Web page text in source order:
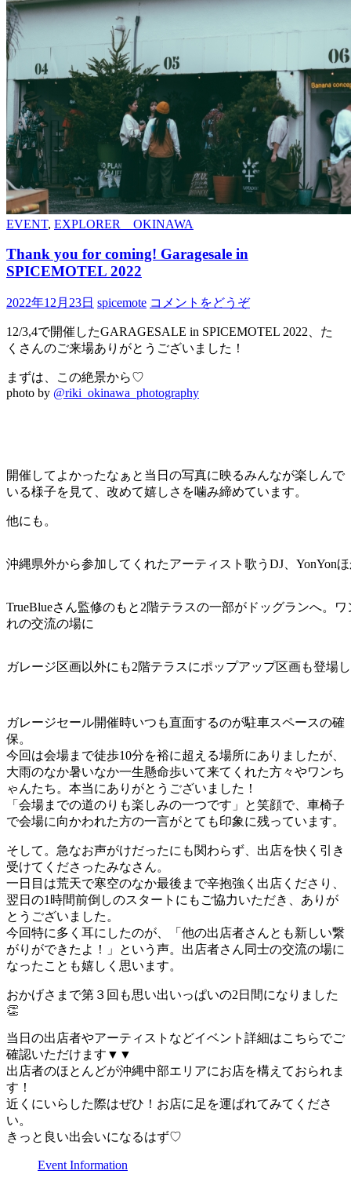
EVENT, EXPLORER OKINAWA
Thank you for coming! Garagesale in
SPICEMOTEL 2022
2022年12月23日 spicemote コメントをどうぞ
12/3,4で開催したGARAGESALE in SPICEMOTEL 2022、た
くさんのご来場ありがとうございました！
まずは、この絶景から♡
photo by @riki_okinawa_photography
開催してよかったなぁと当日の写真に映るみんなが楽しんで
いる様子を見て、改めて嬉しさを噛み締めています。
他にも。
沖縄県外から参加してくれたアーティスト歌うDJ、YonYon
TrueBlueさん監修のもと2階テラスの一部がドッグランへ。
れの交流の場に
ガレージ区画以外にも2階テラスにポップアップ区画も登場
ガレージセール開催時いつも直面するのが駐車スペースの確
保。
今回は会場まで徒歩10分を裕に超える場所にありましたが、
大雨のなか暑いなか一生懸命歩いて来てくれた方々やワンち
ゃんたち。本当にありがとうございました！
「会場までの道のりも楽しみの一つです」と笑顔で、車椅子
で会場に向かわれた方の一言がとても印象に残っています。
そして。急なお声がけだったにも関わらず、出店を快く引き
受けてくださったみなさん。
一日目は荒天で寒空のなか最後まで辛抱強く出店くださり、
翌日の1時間前倒しのスタートにもご協力いただき、ありが
とうございました。
今回特に多く耳にしたのが、「他の出店者さんとも新しい繋
がりができたよ！」という声。出店者さん同士の交流の場に
なったことも嬉しく思います。
おかげさまで第３回も思い出いっぱいの2日間になりました
👏
当日の出店者やアーティストなどイベント詳細はこちらでご
確認いただけます▼▼
出店者のほとんどが沖縄中部エリアにお店を構えておられま
す！
近くにいらした際はぜひ！お店に足を運ばれてみてくださ
い。
きっと良い出会いになるはず♡
Event Information